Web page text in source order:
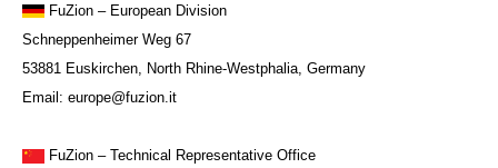
FuZion – European Division
Schneppenheimer Weg 67
53881 Euskirchen, North Rhine-Westphalia, Germany
Email: europe@fuzion.it
FuZion – Technical Representative Office